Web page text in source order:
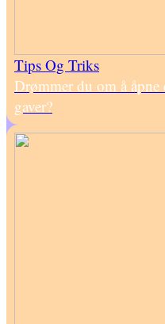
Tips Og Triks
Drømmer du om å
gaver?